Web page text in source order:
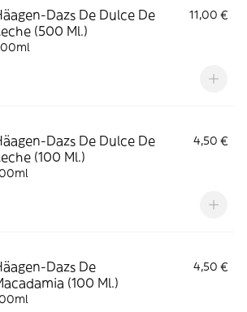
Dazs De Dulce De
(500 Ml.)
11,00 €
Dazs De Dulce De
(100 Ml.)
4,50 €
Dazs De
(100 Ml.)
4,50 €